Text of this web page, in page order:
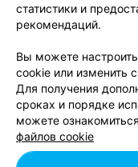
Связаться
статистики и
рекомендаций.
Вы можете
cookie или изменить
Для получения
сроках и порядке
можете
файлов cookie